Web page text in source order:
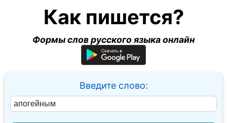
Как пишется?
Формы слов русского языка онлайн
Введите слово: